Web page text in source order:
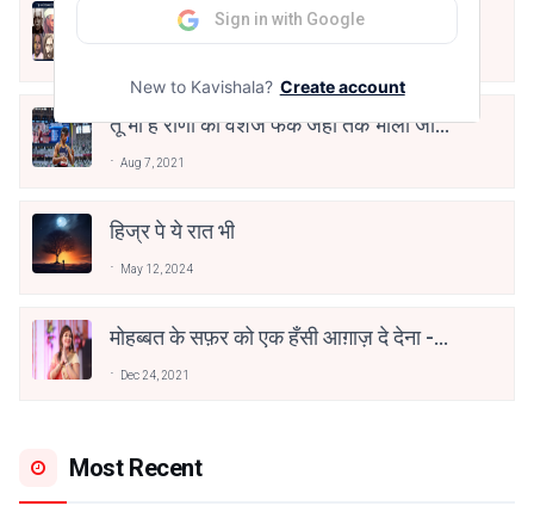
10 Greatest Hindi Poets Of India
तू भी है राणा का वंशज फेंक जहां तक भाला जाए:
Aug 7, 2021
हिज्र पे ये रात भी
May 12, 2024
मोहब्बत के सफ़र को एक हँसी आग़ाज़ दे देना -
Dec 24, 2021
Most Recent
Sign in with Google
New to Kavishala? Create account